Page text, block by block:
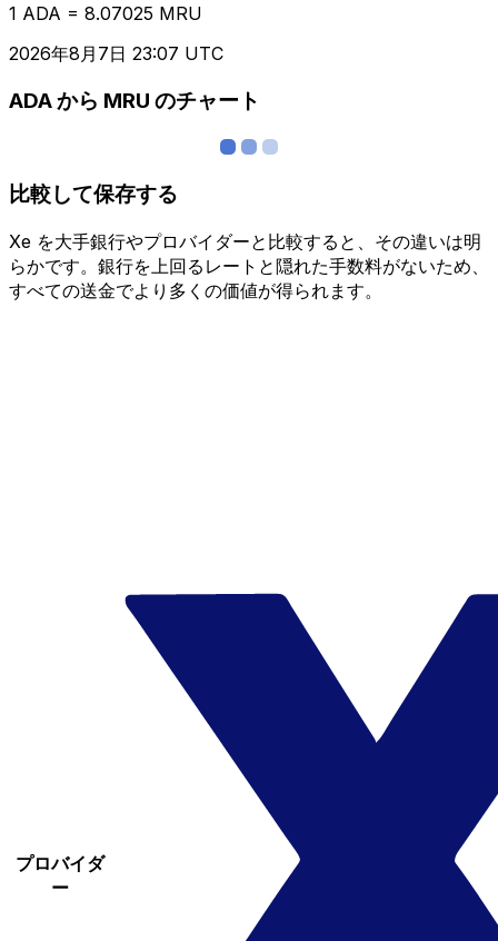
1 ADA = 8.07025 MRU
2026年8月7日 23:07 UTC
ADA から MRU のチャート
比較して保存する
Xe を大手銀行やプロバイダーと比較すると、その違いは明
らかです。銀行を上回るレートと隠れた手数料がないため、
すべての送金でより多くの価値が得られます。
プロバイダ
ー